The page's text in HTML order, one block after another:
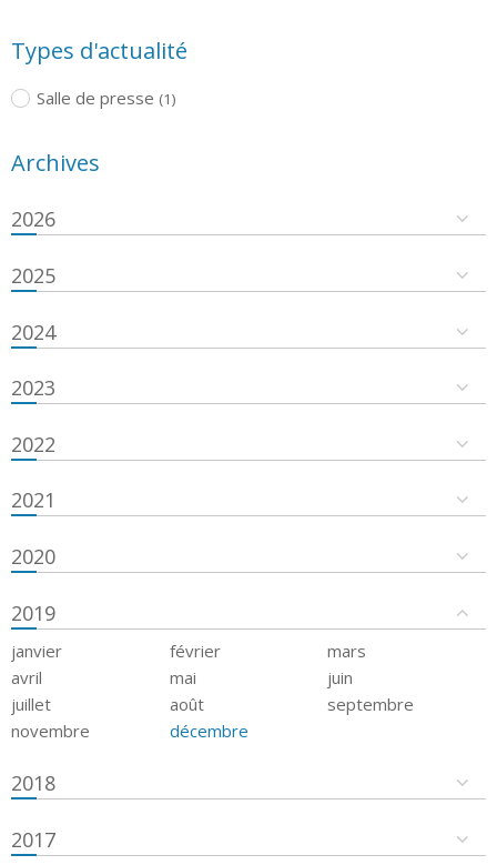
Types d'actualité
Salle de presse (1)
Archives
2026
2025
2024
2023
2022
2021
2020
2019
janvier février
mars
avril
mai
juin
juillet
août
septembre
novembre
décembre
2018
2017